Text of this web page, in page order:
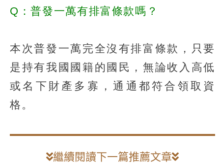
Q：普發一萬有排富條款嗎？
本次普發一萬完全沒有排富條款，只要
是持有我國國籍的國民，無論收入高低
或名下財產多寡，通通都符合領取資
格。
繼續閱讀下一篇推薦文章